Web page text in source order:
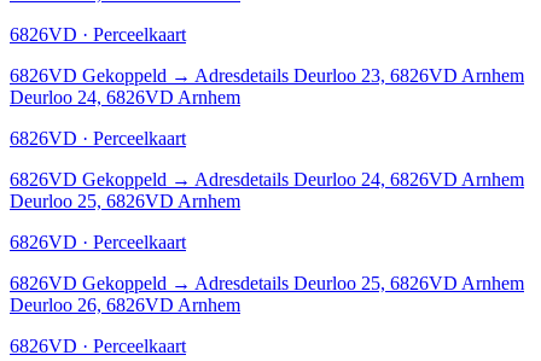
6826VD · Perceelkaart
6826VD Gekoppeld → Adresdetails Deurloo 23, 6826VD Arnhem
Deurloo 24, 6826VD Arnhem
6826VD · Perceelkaart
6826VD Gekoppeld → Adresdetails Deurloo 24, 6826VD Arnhem
Deurloo 25, 6826VD Arnhem
6826VD · Perceelkaart
6826VD Gekoppeld → Adresdetails Deurloo 25, 6826VD Arnhem
Deurloo 26, 6826VD Arnhem
6826VD · Perceelkaart